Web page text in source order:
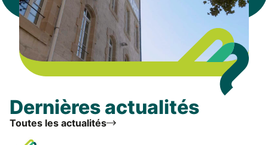
Dernières actualités
Toutes les actualités